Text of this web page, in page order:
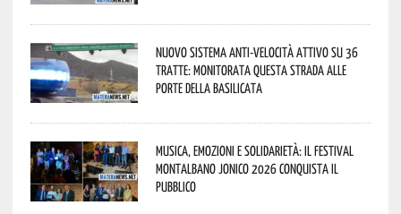
Nuovo sistema anti-velocità attivo su 36
tratte: monitorata questa strada alle
porte della Basilicata
Musica, emozioni e solidarietà: il Festival
Montalbano Jonico 2026 conquista il
pubblico